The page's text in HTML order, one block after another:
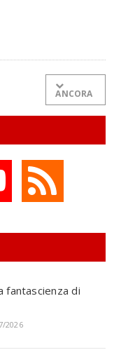
ANCORA
fantascienza di
2026